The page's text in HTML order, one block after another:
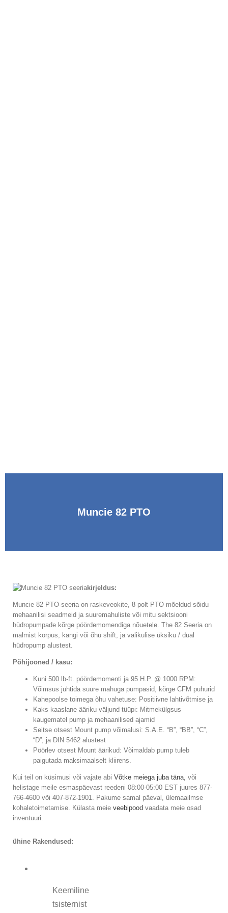
Muncie 82 PTO
kirjeldus:
Muncie 82 PTO-seeria on raskeveokite, 8 polt PTO mõeldud sõidu
mehaanilisi seadmeid ja suuremahuliste või mitu sektsiooni
hüdropumpade kõrge pöördemomendiga nõuetele. The 82 Seeria on
malmist korpus, kangi või õhu shift, ja valikulise üksiku / dual
hüdropump alustest.
Põhijooned / kasu:
Kuni 500 lb-ft. pöördemomenti ja 95 H.P. @ 1000 RPM:
Võimsus juhtida suure mahuga pumpasid, kõrge CFM puhurid
Kahepoolse toimega õhu vahetuse: Positiivne lahtivõtmise ja
Kaks kaaslane ääriku väljund tüüpi: Mitmekülgsus
kaugematel pump ja mehaanilised ajamid
Seitse otsest Mount pump võimalusi: S.A.E. “B”, “BB”, “C”,
“D”; ja DIN 5462 alustest
Pöörlev otsest Mount äärikud: Võimaldab pump tuleb
paigutada maksimaalselt kliirens.
Kui teil on küsimusi või vajate abi Võtke meiega juba täna, või
helistage meile esmaspäevast reedeni 08:00-05:00 EST juures 877-
766-4600 või 407-872-1901. Pakume samal päeval, ülemaailmse
kohaletoimetamise. Külasta meie veebipood vaadata meie osad
inventuuri.
ühine Rakendused:
Keemiline
tsisternist